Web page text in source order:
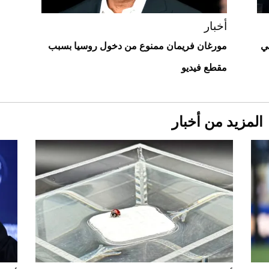
Aston Martin Valiant: على هوى الأبطال
أخبار
مورغان فريمان ممنوع من دخول روسيا بسبب
مقطع فيديو
المزيد من أخبار